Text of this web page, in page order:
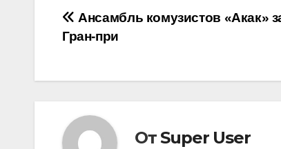
Навигация
по
записям
Ансамбль комузистов «Акак»
Гран-при
От Super User